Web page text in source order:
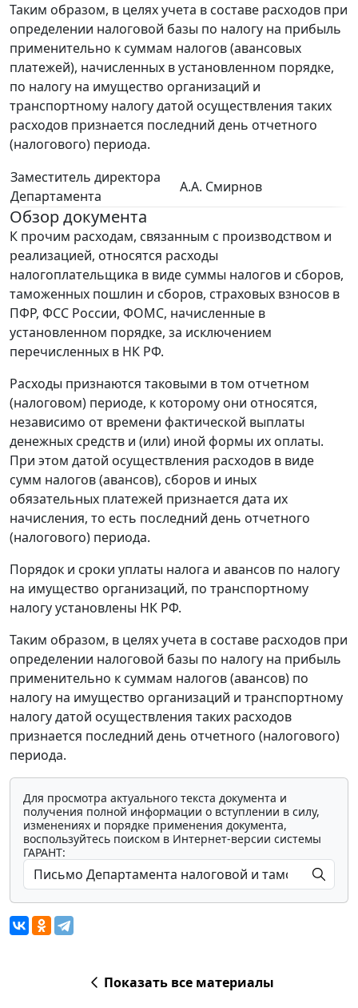
Таким образом, в целях учета в составе расходов при
определении налоговой базы по налогу на прибыль
применительно к суммам налогов (авансовых
платежей), начисленных в установленном порядке,
по налогу на имущество организаций и
транспортному налогу датой осуществления таких
расходов признается последний день отчетного
(налогового) периода.
Заместитель директора
Департамента
А.А. Смирнов
Обзор документа
К прочим расходам, связанным с производством и
реализацией, относятся расходы
налогоплательщика в виде суммы налогов и сборов,
таможенных пошлин и сборов, страховых взносов в
ПФР, ФСС России, ФОМС, начисленные в
установленном порядке, за исключением
перечисленных в НК РФ.
Расходы признаются таковыми в том отчетном
(налоговом) периоде, к которому они относятся,
независимо от времени фактической выплаты
денежных средств и (или) иной формы их оплаты.
При этом датой осуществления расходов в виде
сумм налогов (авансов), сборов и иных
обязательных платежей признается дата их
начисления, то есть последний день отчетного
(налогового) периода.
Порядок и сроки уплаты налога и авансов по налогу
на имущество организаций, по транспортному
налогу установлены НК РФ.
Таким образом, в целях учета в составе расходов при
определении налоговой базы по налогу на прибыль
применительно к суммам налогов (авансов) по
налогу на имущество организаций и транспортному
налогу датой осуществления таких расходов
признается последний день отчетного (налогового)
периода.
Для просмотра актуального текста документа и
получения полной информации о вступлении в силу,
изменениях и порядке применения документа,
воспользуйтесь поиском в Интернет-версии системы
ГАРАНТ:
Показать все материалы